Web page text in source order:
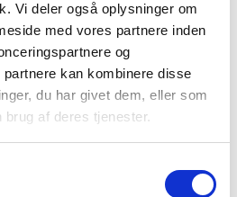
Vi deler også oplysninger om
med vores partnere inden
og
kan kombinere disse
du har givet dem, eller som
af deres tjenester.
det aktive outdoor liv, da det både
med at det er varmeisolerende
er, eller som et ekstra lag under
koldt.
du kan have små værdigenstande
justere trøjen ind i livet, hvis du